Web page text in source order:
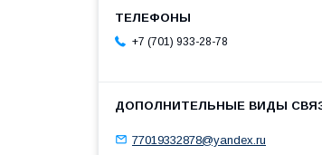
+7 (701) 933-28-78
77019332878@yandex.ru